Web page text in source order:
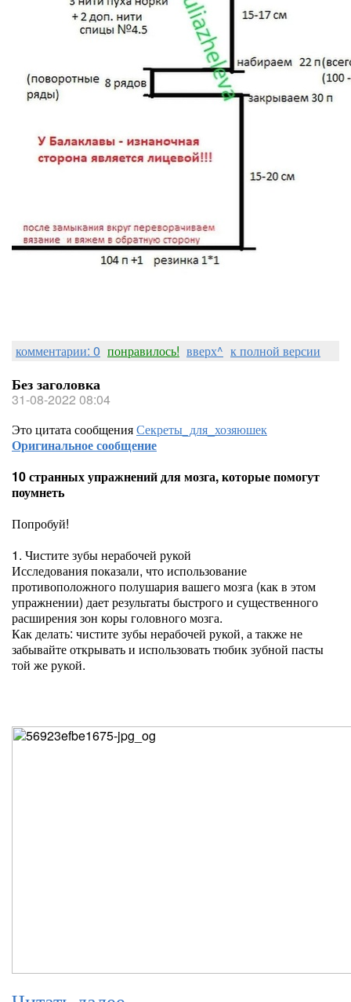
комментарии: 0 понравилось! вверх^ к полной версии
Без заголовка
31-08-2022 08:04
Это цитата сообщенияСекреты_для_хозяюшек
Оригинальное сообщение
10 странных упражнений для мозга, которые помогут
поумнеть
Попробуй!
1. Чистите зубы нерабочей рукой
Исследования показали, что использование
противоположного полушария вашего мозга (как в этом
упражнении) дает результаты быстрого и существенного
расширения зон коры головного мозга.
Как делать: чистите зубы нерабочей рукой, а также не
забывайте открывать и использовать тюбик зубной пасты
той же рукой.